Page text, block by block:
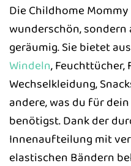
Die Childhome
wunderschön,
geräumig. Sie bietet
Windeln, Feuchttücher,
Wechselkleidung,
andere, was du für dein
benötigst. Dank der
Innenaufteilung mit
elastischen Bändern